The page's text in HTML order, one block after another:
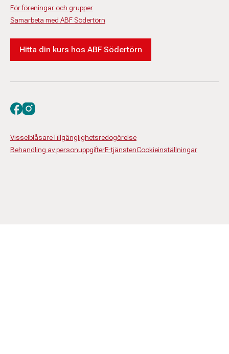
För föreningar och grupper
Samarbeta med ABF Södertörn
Hitta din kurs hos ABF Södertörn
VisselblåsareTillgänglighetsredogörelse
Behandling av personuppgifterE-tjänstenCookieinställningar
Besök oss på facebook
Besök oss på instagram